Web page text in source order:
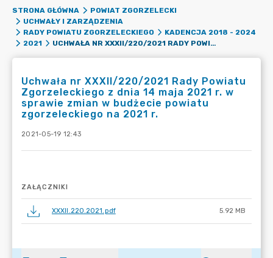
STRONA GŁÓWNA
POWIAT ZGORZELECKI
UCHWAŁY I ZARZĄDZENIA
RADY POWIATU ZGORZELECKIEGO
KADENCJA 2018 - 2024
2021
UCHWAŁA NR XXXII/220/2021 RADY POWIATU ZGORZELECKIEGO Z DNIA 14 MAJA 2021 R. W SPRAWIE ZMIAN W BUDŻECIE POWIATU ZGORZELECKIEGO NA 2021 R.
Uchwała nr XXXII/220/2021 Rady Powiatu
Zgorzeleckiego z dnia 14 maja 2021 r. w
sprawie zmian w budżecie powiatu
zgorzeleckiego na 2021 r.
2021-05-19 12:43
ZAŁĄCZNIKI
XXXII.220.2021.pdf 5.92 MB